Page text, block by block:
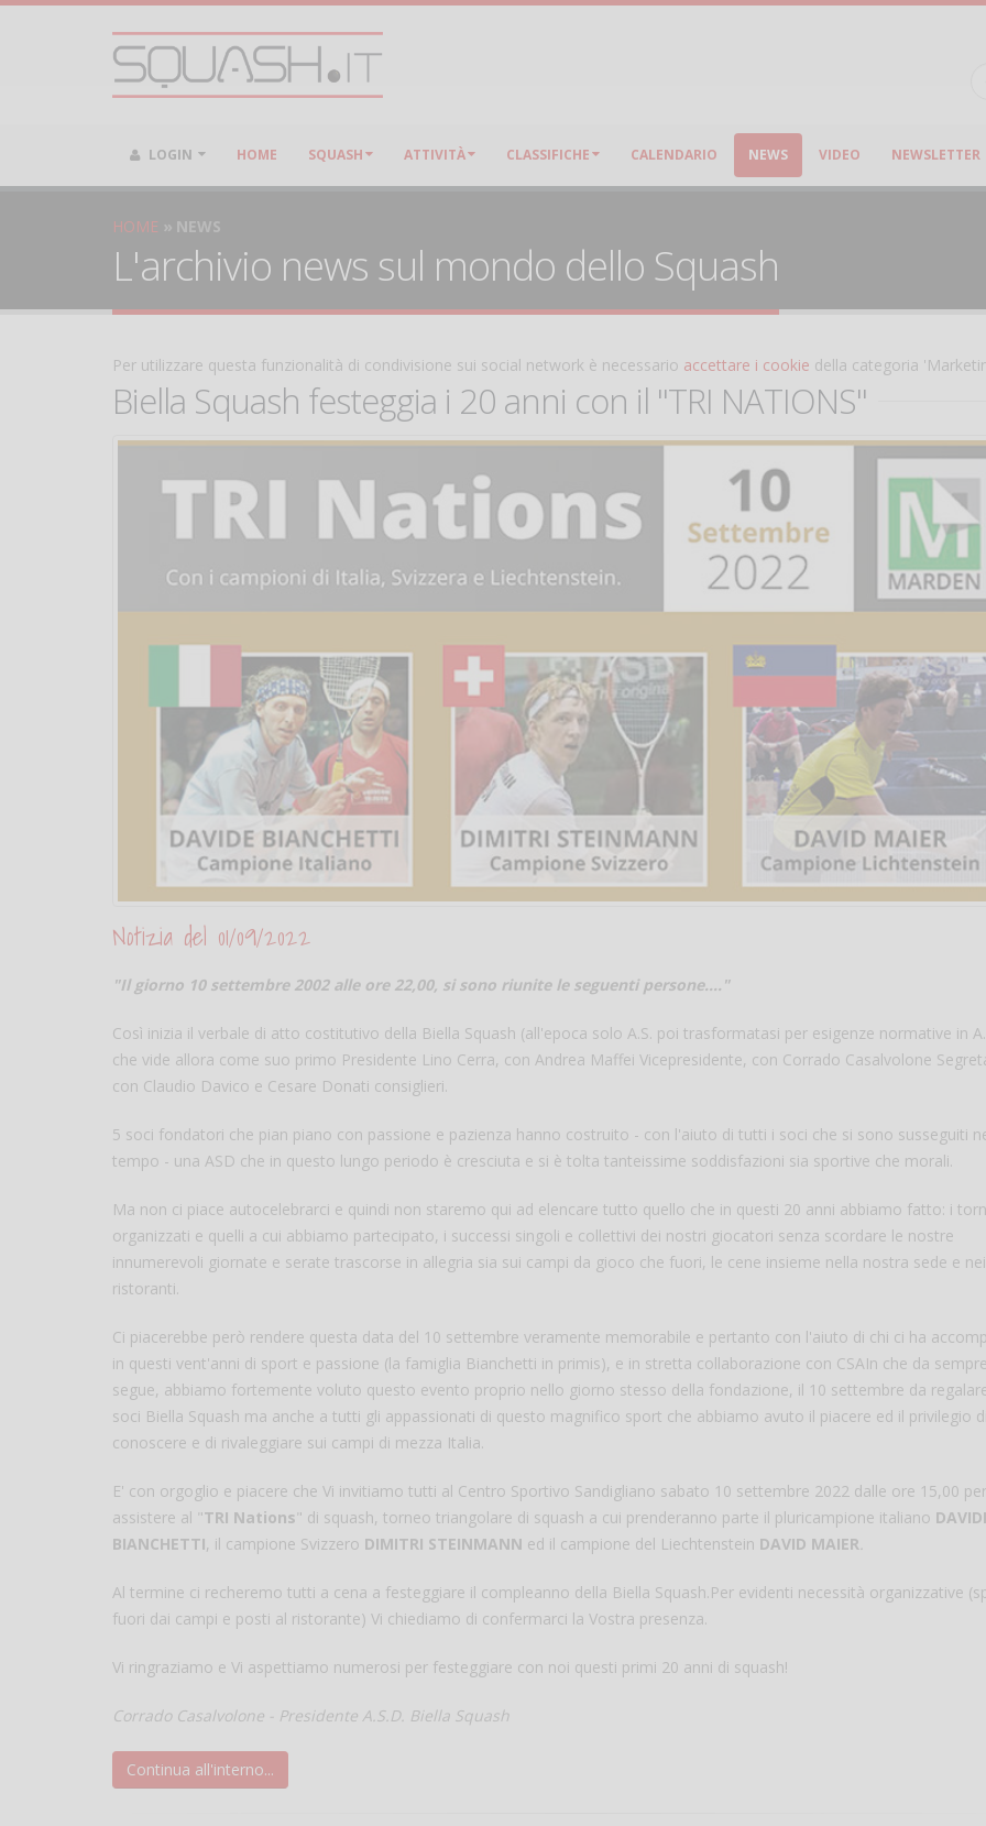
LOGIN HOME SQUASH ATTIVITÀ CLASSIFICHE CALENDARIO NEWS VIDEO NEWSLETTER
HOME NEWS
L'archivio news sul mondo dello Squash
Per utilizzare questa funzionalità di condivisione sui social network è necessario accettare i cookie della categoria
Biella Squash festeggia i 20 anni con il "TRI NATIONS"
Notizia del 01/09/2022
"Il giorno 10 settembre 2002 alle ore 22,00, si sono riunite le seguenti persone...."
Così inizia il verbale di atto costitutivo della Biella Squash (all'epoca solo A.S. poi trasformatasi per esigenze normative in
che vide allora come suo primo Presidente Lino Cerra, con Andrea Maffei Vicepresidente, con Corrado Casalvolone
con Claudio Davico e Cesare Donati consiglieri.
5 soci fondatori che pian piano con passione e pazienza hanno costruito - con l'aiuto di tutti i soci che si sono susseguiti
tempo - una ASD che in questo lungo periodo è cresciuta e si è tolta tanteissime soddisfazioni sia sportive che morali.
Ma non ci piace autocelebrarci e quindi non staremo qui ad elencare tutto quello che in questi 20 anni abbiamo fatto: i
organizzati e quelli a cui abbiamo partecipato, i successi singoli e collettivi dei nostri giocatori senza scordare le nostre
innumerevoli giornate e serate trascorse in allegria sia sui campi da gioco che fuori, le cene insieme nella nostra sede e nei
ristoranti.
Ci piacerebbe però rendere questa data del 10 settembre veramente memorabile e pertanto con l'aiuto di chi ci ha
in questi vent'anni di sport e passione (la famiglia Bianchetti in primis), e in stretta collaborazione con CSAIn che da
segue, abbiamo fortemente voluto questo evento proprio nello giorno stesso della fondazione, il 10 settembre da
soci Biella Squash ma anche a tutti gli appassionati di questo magnifico sport che abbiamo avuto il piacere ed il privilegio
conoscere e di rivaleggiare sui campi di mezza Italia.
E' con orgoglio e piacere che Vi invitiamo tutti al Centro Sportivo Sandigliano sabato 10 settembre 2022 dalle ore 15,00 per
assistere al "TRI Nations " di squash, torneo triangolare di squash a cui prenderanno parte il pluricampione italiano
BIANCHETTI, il campione Svizzero DIMITRI STEINMANN ed il campione del Liechtenstein DAVID MAIER
Al termine ci recheremo tutti a cena a festeggiare il compleanno della Biella Squash.Per evidenti necessità organizzative
fuori dai campi e posti al ristorante) Vi chiediamo di confermarci la Vostra presenza.
Vi ringraziamo e Vi aspettiamo numerosi per festeggiare con noi questi primi 20 anni di squash!
Corrado Casalvolone - Presidente A.S.D. Biella Squash
Continua all'interno...
Salve,
un mio amico?
Devo chiamare il
telefonico o si può
online?
Vanessa